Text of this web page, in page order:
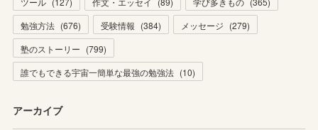
勉強方法 (676) 受験情報 (384) メッセージ (279)
塾のストーリー (799)
誰でもできる宇宙一簡単な最強の勉強法 (10)
アーカイブ